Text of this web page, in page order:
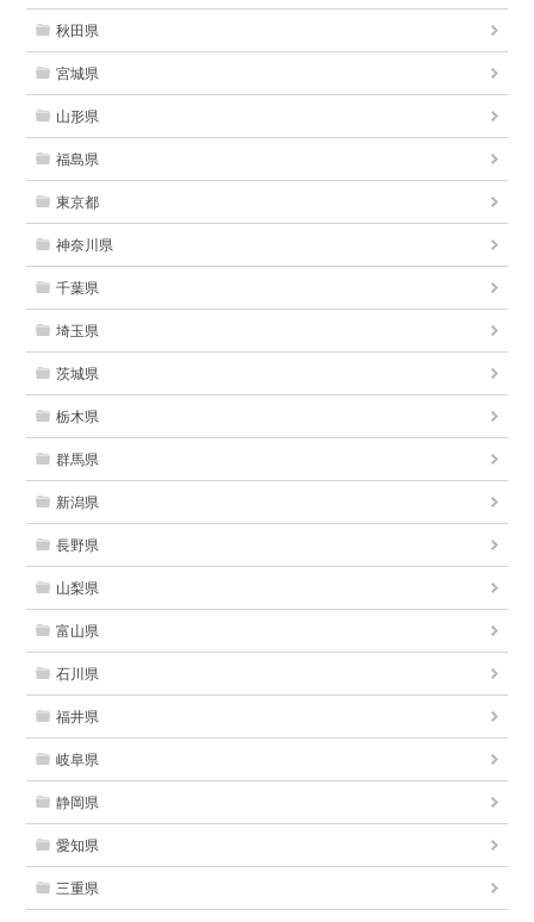
秋田県
宮城県
山形県
福島県
東京都
神奈川県
千葉県
埼玉県
茨城県
栃木県
群馬県
新潟県
長野県
山梨県
富山県
石川県
福井県
岐阜県
静岡県
愛知県
三重県